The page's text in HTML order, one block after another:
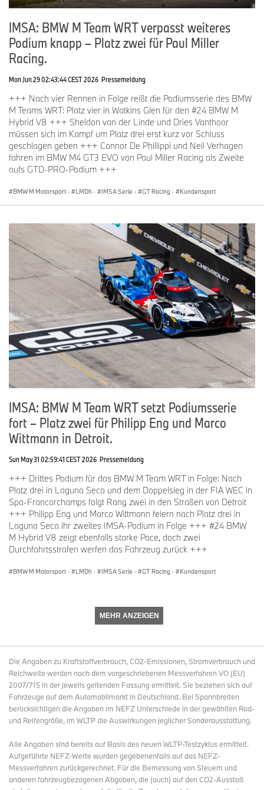
IMSA: BMW M Team WRT verpasst weiteres
Podium knapp – Platz zwei für Paul Miller
Racing.
Mon Jun 29 02:43:44 CEST 2026 Pressemeldung
+++ Nach vier Rennen in Folge reißt die Podiumsserie des BMW
M Teams WRT: Platz vier in Watkins Glen für den #24 BMW M
Hybrid V8 +++ Sheldon van der Linde und Dries Vanthoor
müssen sich im Kampf um Platz drei erst kurz vor Schluss
geschlagen geben +++ Connor De Phillippi und Neil Verhagen
fahren im BMW M4 GT3 EVO von Paul Miller Racing als Zweite
aufs GTD-PRO-Podium +++
BMW M Motorsport · LMDh · IMSA Serie · GT Racing · Kundensport
IMSA: BMW M Team WRT setzt Podiumsserie
fort – Platz zwei für Philipp Eng und Marco
Wittmann in Detroit.
Sun May 31 02:59:41 CEST 2026 Pressemeldung
+++ Drittes Podium für das BMW M Team WRT in Folge: Nach
Platz drei in Laguna Seca und dem Doppelsieg in der FIA WEC in
Spa-Francorchamps folgt Rang zwei in den Straßen von Detroit
+++ Philipp Eng und Marco Wittmann feiern nach Platz drei in
Laguna Seca ihr zweites IMSA-Podium in Folge +++ #24 BMW
M Hybrid V8 zeigt ebenfalls starke Pace, doch zwei
Durchfahrtsstrafen werfen das Fahrzeug zurück +++
BMW M Motorsport · LMDh · IMSA Serie · GT Racing · Kundensport
MEHR ANZEIGEN
Die Angaben zu Kraftstoffverbrauch, CO2-Emissionen, Stromverbrauch und
Reichweite werden nach dem vorgeschriebenen Messverfahren VO (EU)
2007/715 in der jeweils geltenden Fassung ermittelt. Sie beziehen sich auf
Fahrzeuge auf dem Automobilmarkt in Deutschland. Bei Spannbreiten
berücksichtigen die Angaben im NEFZ Unterschiede in der gewählten Rad-
und Reifengröße, im WLTP die Auswirkungen jeglicher Sonderausstattung.
Alle Angaben sind bereits auf Basis des neuen WLTP-Testzyklus ermittelt.
Aufgeführte NEFZ-Werte wurden gegebenenfalls auf das NEFZ-
Messverfahren zurückgerechnet. Für die Bemessung von Steuern und
anderen fahrzeugbezogenen Abgaben, die (auch) auf den CO2-Ausstoß